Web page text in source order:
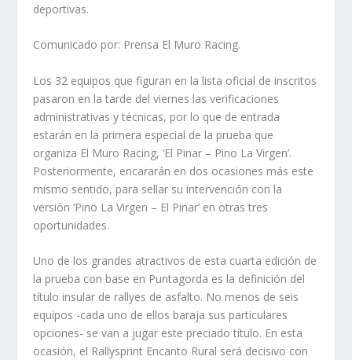
deportivas.
Comunicado por: Prensa El Muro Racing.
Los 32 equipos que figuran en la lista oficial de inscritos
pasaron en la tarde del viernes las verificaciones
administrativas y técnicas, por lo que de entrada
estarán en la primera especial de la prueba que
organiza El Muro Racing, ‘El Pinar – Pino La Virgen’.
Posteriormente, encararán en dos ocasiones más este
mismo sentido, para sellar su intervención con la
versión ‘Pino La Virgen – El Pinar’ en otras tres
oportunidades.
Uno de los grandes atractivos de esta cuarta edición de
la prueba con base en Puntagorda es la definición del
título insular de rallyes de asfalto. No menos de seis
equipos -cada uno de ellos baraja sus particulares
opciones- se van a jugar este preciado título. En esta
ocasión, el Rallysprint Encanto Rural será decisivo con